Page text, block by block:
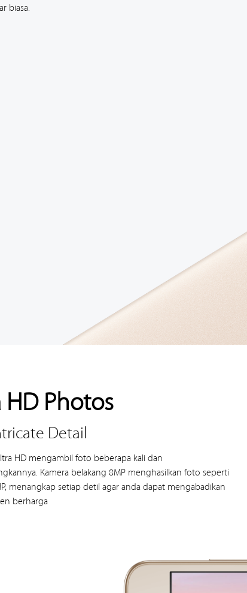
biasa.
HD Photos
Detail
HD mengambil foto beberapa kali dan
Kamera belakang 8MP menghasilkan foto seperti
menangkap setiap detil agar anda dapat mengabadikan
berharga